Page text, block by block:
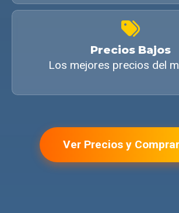
Precios Bajos
Los mejores precios del
Ver Precios y Comprar